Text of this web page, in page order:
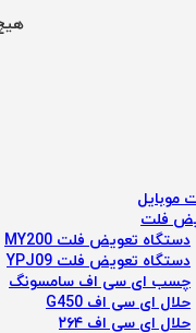
موبایل
فلت
دستگاه تعویض فلت MY200
دستگاه تعویض فلت YPJ09
چسب ای سی اف سامسونگ
حلال ای سی اف G450
حلال ای سی اف ۲۶۴